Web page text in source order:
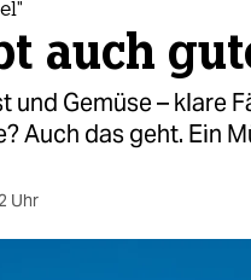
auch
und Gemüse – klare
Auch das geht. Ein
Uhr